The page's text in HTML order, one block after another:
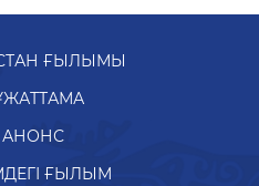
ҒЫЛЫМЫ
АНОНС
ҒЫЛЫМ